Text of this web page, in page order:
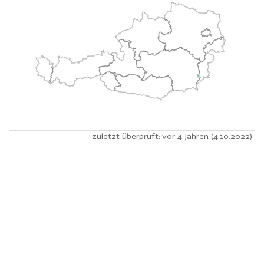
zuletzt überprüft: vor 4 Jahren (4.10.2022)